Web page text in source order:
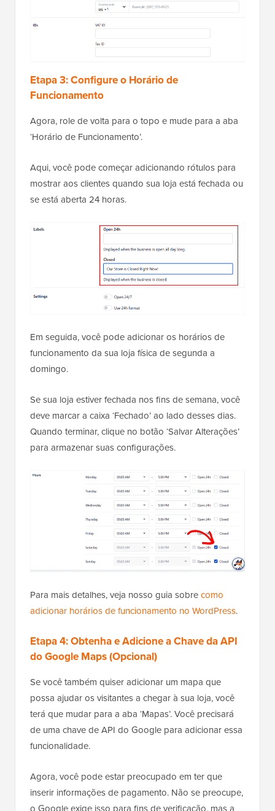
Etapa 3: Configure o Horário de
Funcionamento
Agora, role de volta para o topo e mude para a aba
‘Horário de Funcionamento’.
Aqui, você pode começar adicionando rótulos para
mostrar aos clientes quando sua loja está fechada ou
se está aberta 24 horas.
Em seguida, você pode adicionar os horários de
funcionamento da sua loja física de segunda a
domingo.
Se sua loja estiver fechada nos fins de semana, você
deve marcar a caixa ‘Fechado’ ao lado desses dias.
Quando terminar, clique no botão ‘Salvar Alterações’
para armazenar suas configurações.
Para mais detalhes, veja nosso guia sobrecomo
adicionar horários de funcionamento no WordPress.
Etapa 4: Obtenha e Adicione a Chave da API
do Google Maps (Opcional)
Se você também quiser adicionar um mapa que
possa ajudar os visitantes a chegar à sua loja, você
terá que mudar para a aba ‘Mapas’. Você precisará
de uma chave de API do Google para adicionar essa
funcionalidade.
Agora, você pode estar preocupado em ter que
inserir informações de pagamento. Não se preocupe,
o Google exige isso para fins de verificação, mas a